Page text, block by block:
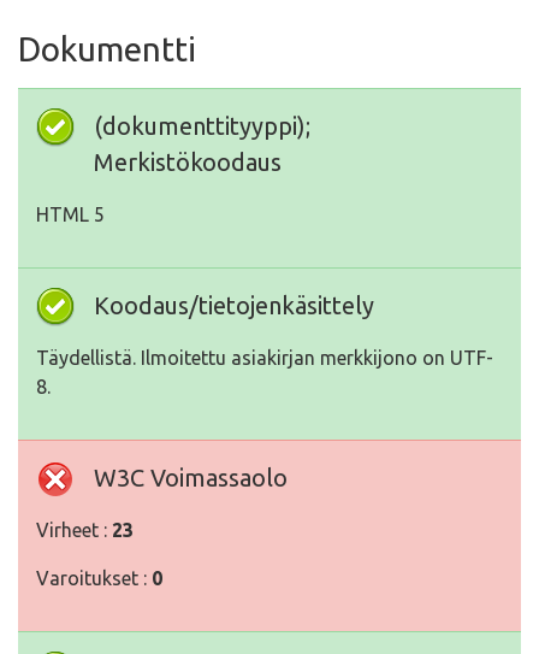
Dokumentti
(dokumenttityyppi);
Merkistökoodaus
HTML 5
Koodaus/tietojenkäsittely
Täydellistä. Ilmoitettu asiakirjan merkkijono on UTF-
8.
W3C Voimassaolo
Virheet : 23
Varoitukset : 0